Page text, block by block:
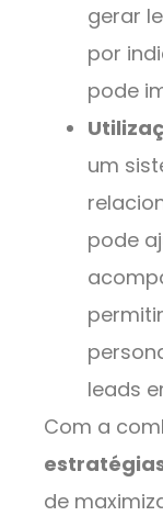
gerar
por
pode
um
pode
leads
Com a
de